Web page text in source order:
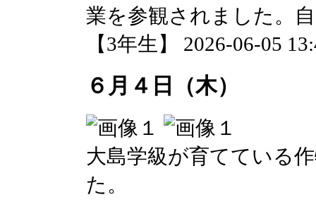
業を参観されました。
【3年生】 2026-06-05
６月４日（木）
大島学級が育てている
た。